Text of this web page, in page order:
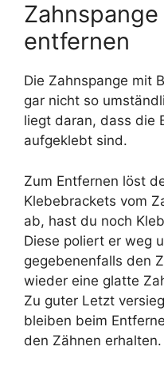
entfernen
Die Zahnspange mit
gar nicht so
liegt daran, dass die
aufgeklebt sind.
Zum Entfernen löst
Klebebrackets vom
ab, hast du noch
Diese poliert er weg
gegebenenfalls den
wieder eine glatte
Zu guter Letzt
bleiben beim
den Zähnen erhalten.